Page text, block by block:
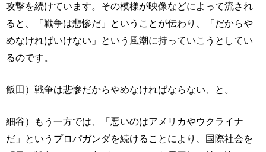
攻撃を続けています。その模様が映像などによって流され
ると、「戦争は悲惨だ」ということが伝わり、「だからや
めなければいけない」という風潮に持っていこうとしてい
るのです。
飯田）戦争は悲惨だからやめなければならない、と。
細谷）もう一方では、「悪いのはアメリカやウクライナ
だ」というプロパガンダを続けることにより、国際社会を